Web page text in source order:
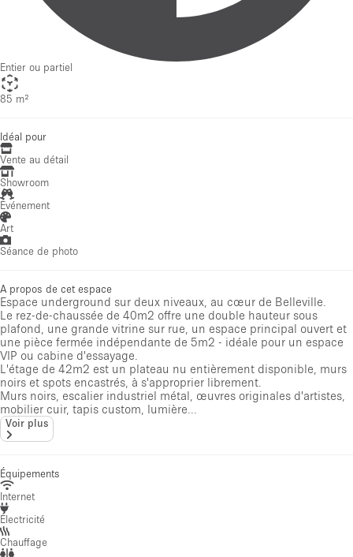
Entier ou partiel
85 m²
Idéal pour
Vente au détail
Showroom
Événement
Art
Séance de photo
A propos de cet espace
Espace underground sur deux niveaux, au cœur de Belleville.
Le rez-de-chaussée de 40m2 offre une double hauteur sous
plafond, une grande vitrine sur rue, un espace principal ouvert et
une pièce fermée indépendante de 5m2 - idéale pour un espace
VIP ou cabine d'essayage.
L'étage de 42m2 est un plateau nu entièrement disponible, murs
noirs et spots encastrés, à s'approprier librement.
Murs noirs, escalier industriel métal, œuvres originales d'artistes,
mobilier cuir, tapis custom, lumière...
Voir plus
Équipements
Internet
Électricité
Chauffage